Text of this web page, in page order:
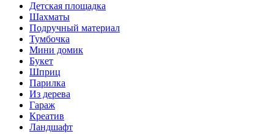
Детская площадка
Шахматы
Подручный материал
Тумбочка
Мини домик
Букет
Шприц
Парилка
Из дерева
Гараж
Креатив
Ландшафт